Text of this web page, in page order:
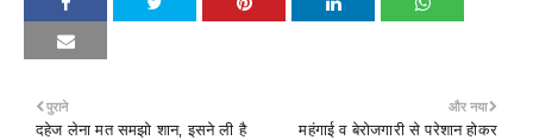
और नया
महंगाई व बेरोजगारी से परेशान होकर
पुराने
दहेज लेना मत समझो शान, इसने ली है